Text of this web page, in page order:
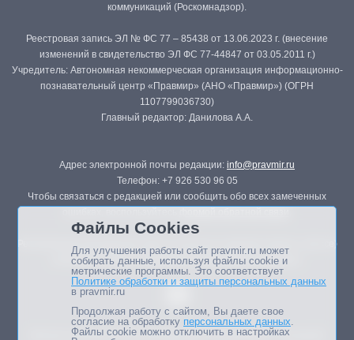
коммуникаций (Роскомнадзор).
Реестровая запись ЭЛ № ФС 77 – 85438 от 13.06.2023 г. (внесение
изменений в свидетельство ЭЛ ФС 77-44847 от 03.05.2011 г.)
Учредитель: Автономная некоммерческая организация информационно-
познавательный центр «Правмир» (АНО «Правмир») (ОГРН
1107799036730)
Главный редактор: Данилова А.А.
Адрес электронной почты редакции: info@pravmir.ru
Телефон: +7 926 530 96 05
Чтобы связаться с редакцией или сообщить обо всех замеченных
Републикация материалов сайта в печатных изданиях (книгах, прессе)
возможна только с письменного разрешения редакции.
Мнение авторов статей портала может не совпадать с позицией
Файлы Cookies
Для улучшения работы сайт pravmir.ru может
собирать данные, используя файлы cookie и
метрические программы. Это соответствует
Политике обработки и защиты персональных данных
в pravmir.ru
Продолжая работу с сайтом, Вы даете свое
согласие на обработку персональных данных.
Файлы cookie можно отключить в настройках